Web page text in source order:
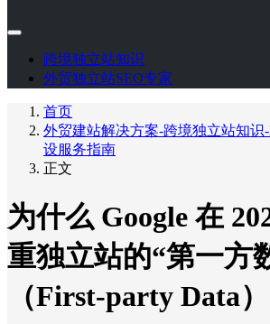
跨境独立站知识
外贸独立站SEO专家
首页
外贸建站解决方案-跨境独立站知识
设服务指南
正文
为什么 Google 在
重独立站的“第一方
（First-party Data